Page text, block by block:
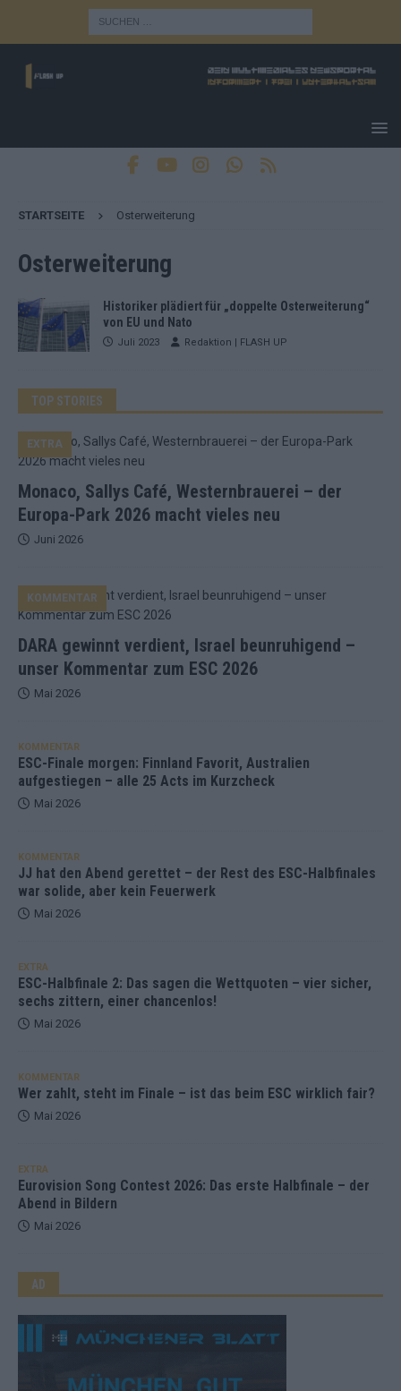
STARTSEITE Osterweiterung
Osterweiterung
Historiker plädiert für „doppelte Osterweiterung“
von EU und Nato
Juli 2023 Redaktion | FLASH UP
TOP STORIES
Monaco, Sallys Café, Westernbrauerei – der
Europa-Park 2026 macht vieles neu
EXTRA
Juni 2026
DARA gewinnt verdient, Israel beunruhigend –
unser Kommentar zum ESC 2026
KOMMENTAR
Mai 2026
KOMMENTAR
ESC-Finale morgen: Finnland Favorit, Australien
aufgestiegen – alle 25 Acts im Kurzcheck
Mai 2026
KOMMENTAR
JJ hat den Abend gerettet – der Rest des ESC-Halbfinales
war solide, aber kein Feuerwerk
Mai 2026
EXTRA
ESC-Halbfinale 2: Das sagen die Wettquoten – vier sicher,
sechs zittern, einer chancenlos!
Mai 2026
KOMMENTAR
Wer zahlt, steht im Finale – ist das beim ESC wirklich fair?
Mai 2026
EXTRA
Eurovision Song Contest 2026: Das erste Halbfinale – der
Abend in Bildern
Mai 2026
AD